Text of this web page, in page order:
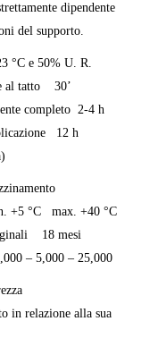
dipendente
del supporto.
°C e 50% U. R.
al tatto 30’
completo 2-4 h
12 h
+5 °C max. +40 °C
18 mesi
– 5,000 – 25,000
in relazione alla sua